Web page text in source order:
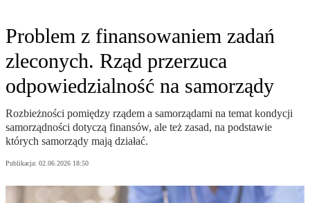
Problem z finansowaniem zadań
zleconych. Rząd przerzuca
odpowiedzialność na samorządy
Rozbieżności pomiędzy rządem a samorządami na temat kondycji
samorządności dotyczą finansów, ale też zasad, na podstawie
których samorządy mają działać.
Publikacja: 02.06.2026 18:50